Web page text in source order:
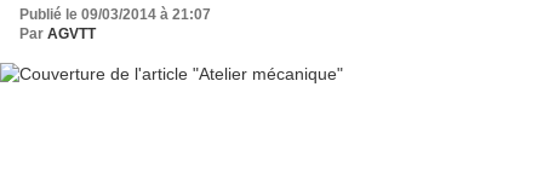
Publié le 09/03/2014 à 21:07
Par AGVTT